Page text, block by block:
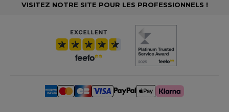
VISITEZ NOTRE SITE POUR LES PROFESSIONNELS !